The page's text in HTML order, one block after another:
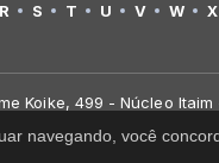
R S T U V W X
Koike, 499 - Núcleo
navegando, você